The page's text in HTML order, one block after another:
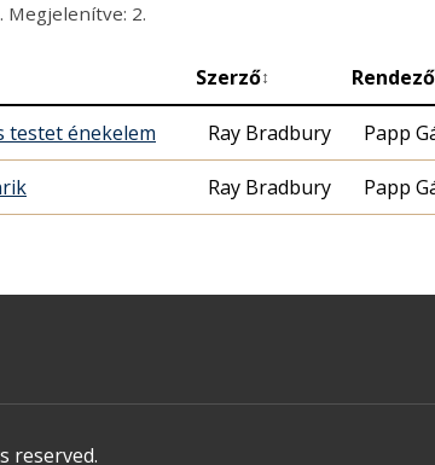
Megjelenítve: 2.
Szerző↕ Rendező
testet énekelem Ray Bradbury Papp
Ray Bradbury Papp
reserved.